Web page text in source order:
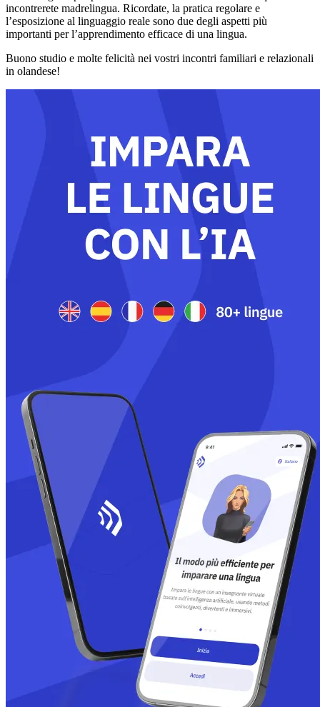
incontrerete madrelingua. Ricordate, la pratica regolare e
l’esposizione al linguaggio reale sono due degli aspetti più
importanti per l’apprendimento efficace di una lingua.
Buono studio e molte felicità nei vostri incontri familiari e relazionali
in olandese!